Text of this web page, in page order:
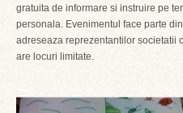
gratuita de informare si instruire pe
personala. Evenimentul face parte
adreseaza reprezentantilor societatii
are locuri limitate.